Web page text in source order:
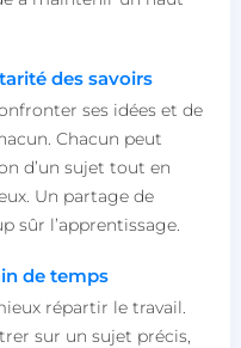
des savoirs
ses idées et de
Chacun peut
d’un sujet tout en
Un partage de
sûr l’apprentissage.
de temps
répartir le travail.
sur un sujet précis,